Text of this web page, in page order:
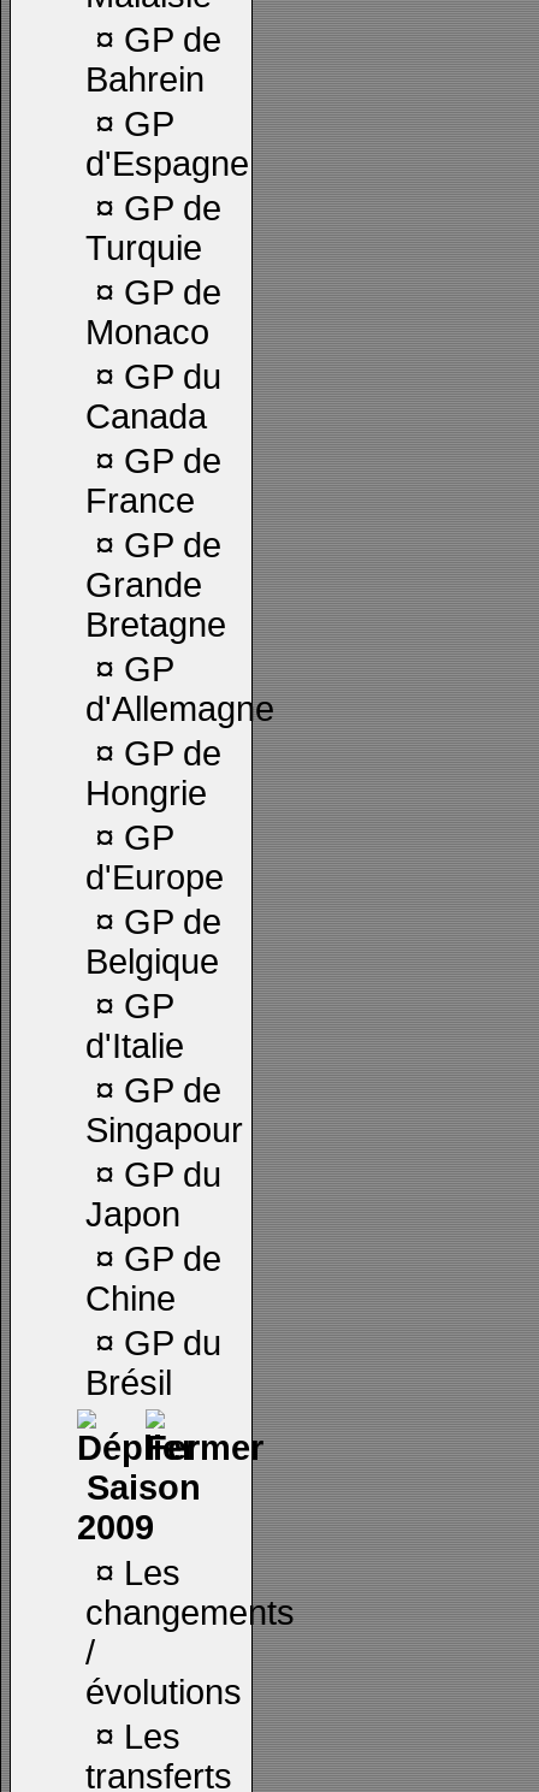
¤ GP de
Bahrein
¤ GP
d'Espagne
¤ GP de
Turquie
¤ GP de
Monaco
¤ GP du
Canada
¤ GP de
France
¤ GP de
Grande
Bretagne
¤ GP
d'Allemagne
¤ GP de
Hongrie
¤ GP
d'Europe
¤ GP de
Belgique
¤ GP
d'Italie
¤ GP de
Singapour
¤ GP du
Japon
¤ GP de
Chine
¤ GP du
Brésil
Saison
2009
¤ Les
changements
/
évolutions
¤ Les
transferts